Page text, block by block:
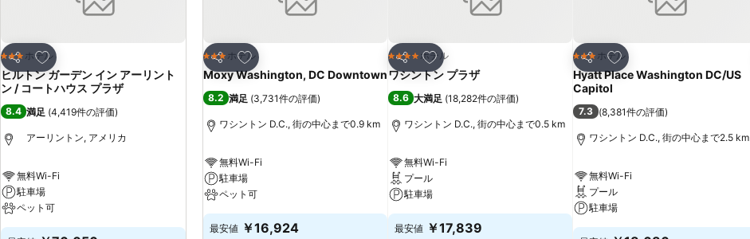
シェア
お気に入りに追加
3 ホテルのランク
ホテル
ヒルトン ガーデン イン アーリント
ン / コートハウス プラザ
8.4 満足 (4,419件の評価)
アーリントン, アメリカ
無料Wi-Fi
駐車場
ペット可
シェア
お気に入りに追加
3 ホテルのランク
ホテル
Moxy Washington, DC Downtown
8.2 満足 (3,731件の評価)
ワシントン D.C., 街の中心まで0.9 km
無料Wi-Fi
駐車場
ペット可
最安値 ￥16,924
シェア
お気に入りに追加
4 ホテルのランク
ホテル
ワシントン プラザ
8.6 大満足 (18,282件の評価)
ワシントン D.C., 街の中心まで0.5 km
無料Wi-Fi
プール
駐車場
最安値 ￥17,839
シェア
お気に入りに追加
3 ホテルのランク
ホテル
Hyatt Place Washington DC/US
Capitol
7.3 (8,381件の評価)
ワシントン D.C., 街の中心まで2.5 km
無料Wi-Fi
プール
駐車場